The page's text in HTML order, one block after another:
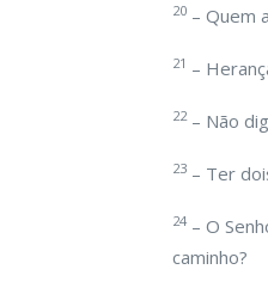
20 – Quem
21 –
22– Não
23 – Ter
24 – O
caminho?